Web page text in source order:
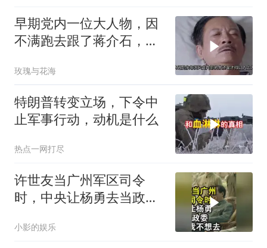
早期党内一位大人物，因
不满跑去跟了蒋介石，不
玫瑰与花海
特朗普转变立场，下令中
止军事行动，动机是什么
热点一网打尽
许世友当广州军区司令
时，中央让杨勇去当政
小影的娱乐